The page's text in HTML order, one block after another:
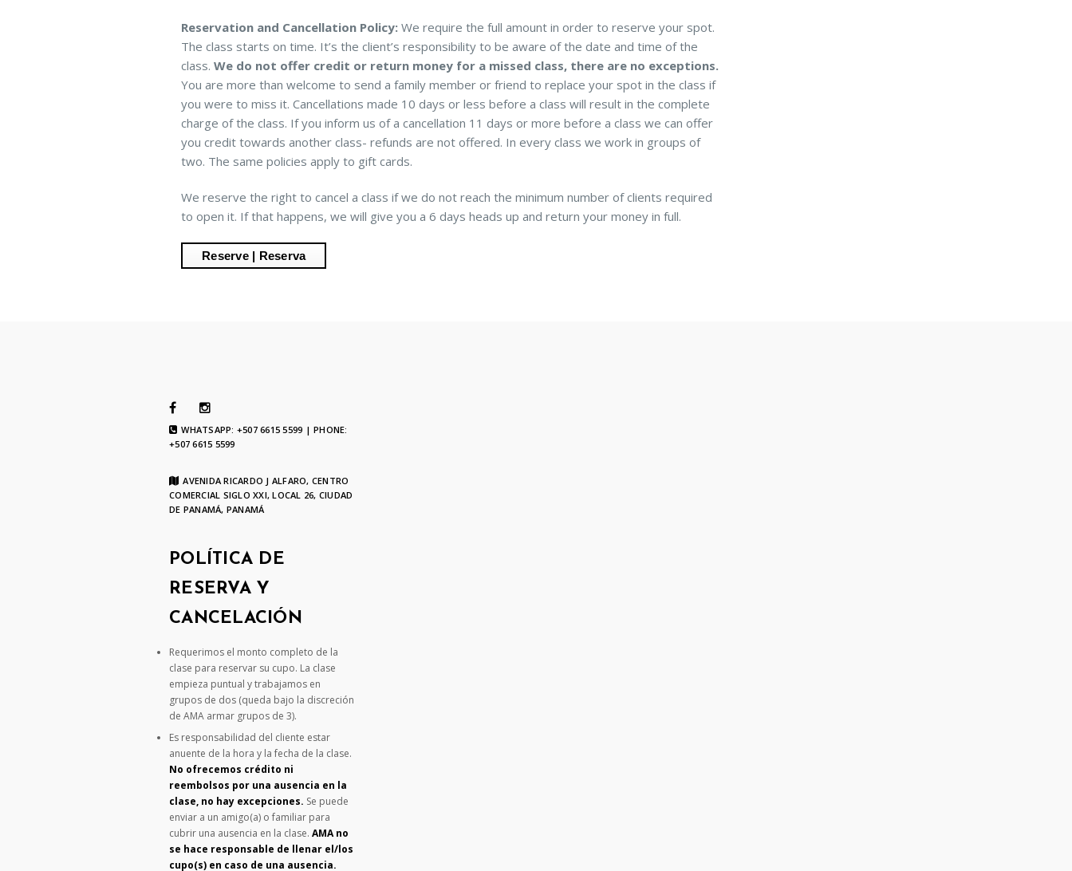
Reservation and Cancellation Policy: We require the full amount in order to reserve your spot.
The class starts on time. It’s the client’s responsibility to be aware of the date and time of the
class. We do not offer credit or return money for a missed class, there are no exceptions.
You are more than welcome to send a family member or friend to replace your spot in the class if
you were to miss it. Cancellations made 10 days or less before a class will result in the complete
charge of the class. If you inform us of a cancellation 11 days or more before a class we can offer
you credit towards another class- refunds are not offered. In every class we work in groups of
two. The same policies apply to gift cards.
We reserve the right to cancel a class if we do not reach the minimum number of clients required
to open it. If that happens, we will give you a 6 days heads up and return your money in full.
WHATSAPP: +507 6615 5599 | PHONE:
+507 6615 5599
AVENIDA RICARDO J ALFARO, CENTRO
COMERCIAL SIGLO XXI, LOCAL 26, CIUDAD
DE PANAMÁ, PANAMÁ
POLÍTICA DE
RESERVA Y
CANCELACIÓN
Requerimos el monto completo de la
clase para reservar su cupo. La clase
empieza puntual y trabajamos en
grupos de dos (queda bajo la discreción
de AMA armar grupos de 3).
Es responsabilidad del cliente estar
anuente de la hora y la fecha de la clase.
No ofrecemos crédito ni
reembolsos por una ausencia en la
clase, no hay excepciones. Se puede
enviar a un amigo(a) o familiar para
cubrir una ausencia en la clase. AMA no
se hace responsable de llenar el/los
cupo(s) en caso de una ausencia.